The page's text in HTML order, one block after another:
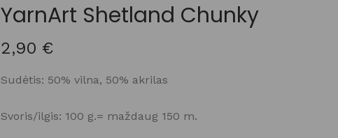
YarnArt Shetland Chunky
2,90 €
Sudėtis: 50% vilna, 50% akrilas
Svoris/ilgis: 100 g.= maždaug 150 m.